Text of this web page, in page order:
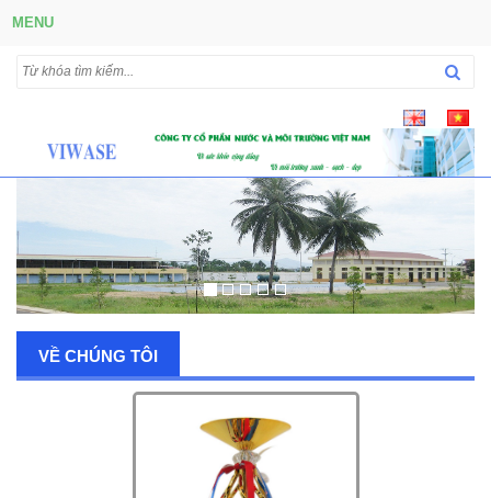
MENU
VỀ CHÚNG TÔI